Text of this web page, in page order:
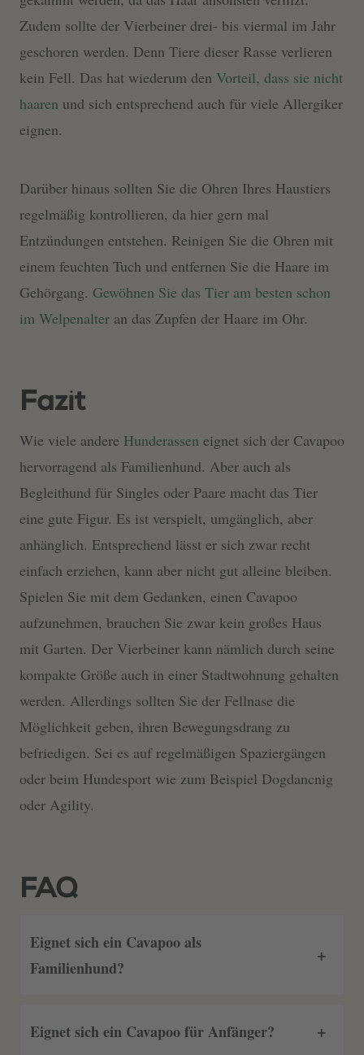
Zudem sollte der Vierbeiner drei- bis viermal im Jahr
geschoren werden. Denn Tiere dieser Rasse verlieren
kein Fell. Das hat wiederum den Vorteil, dass sie nicht
haaren und sich entsprechend auch für viele Allergiker
eignen.
Darüber hinaus sollten Sie die Ohren Ihres Haustiers
regelmäßig kontrollieren, da hier gern mal
Entzündungen entstehen. Reinigen Sie die Ohren mit
einem feuchten Tuch und entfernen Sie die Haare im
Gehörgang. Gewöhnen Sie das Tier am besten schon
im Welpenalter an das Zupfen der Haare im Ohr.
Fazit
Wie viele andere Hunderassen eignet sich der Cavapoo
hervorragend als Familienhund. Aber auch als
Begleithund für Singles oder Paare macht das Tier
eine gute Figur. Es ist verspielt, umgänglich, aber
anhänglich. Entsprechend lässt er sich zwar recht
einfach erziehen, kann aber nicht gut alleine bleiben.
Spielen Sie mit dem Gedanken, einen Cavapoo
aufzunehmen, brauchen Sie zwar kein großes Haus
mit Garten. Der Vierbeiner kann nämlich durch seine
kompakte Größe auch in einer Stadtwohnung gehalten
werden. Allerdings sollten Sie der Fellnase die
Möglichkeit geben, ihren Bewegungsdrang zu
befriedigen. Sei es auf regelmäßigen Spaziergängen
oder beim Hundesport wie zum Beispiel Dogdancnig
oder Agility.
FAQ
Eignet sich ein Cavapoo als
Familienhund?
Eignet sich ein Cavapoo für Anfänger?